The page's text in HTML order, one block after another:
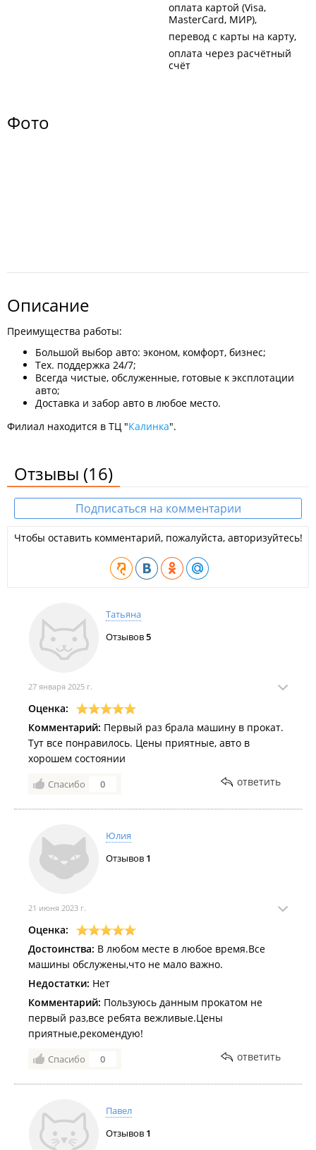
оплата картой (Visa,
MasterCard, МИР)
перевод с карты на карту
оплата через расчётный
счёт
Фото
Описание
Преимущества работы:
Большой выбор авто: эконом, комфорт, бизнес;
Тех. поддержка 24/7;
Всегда чистые, обслуженные, готовые к эксплотации
авто;
Доставка и забор авто в любое место.
Филиал находится в ТЦ "Калинка".
Отзывы (16)
Подписаться на комментарии
Чтобы оставить комментарий, пожалуйста, авторизуйтесь!
Татьяна
Отзывов5
27 января 2025 г.
Оценка:
Комментарий: Первый раз брала машину в прокат.
Тут все понравилось. Цены приятные, авто в
хорошем состоянии
Спасибо 0 ответить
Юлия
Отзывов 1
21 июня 2023 г.
Оценка:
Достоинства: В любом месте в любое время.Все
машины обслужены,что не мало важно.
Недостатки: Нет
Комментарий: Пользуюсь данным прокатом не
первый раз,все ребята вежливые.Цены
приятные,рекомендую!
Спасибо 0 ответить
Павел
Отзывов 1